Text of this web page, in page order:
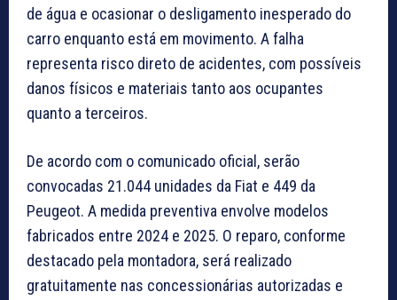
de água e ocasionar o desligamento inesperado do
carro enquanto está em movimento. A falha
representa risco direto de acidentes, com possíveis
danos físicos e materiais tanto aos ocupantes
quanto a terceiros.
De acordo com o comunicado oficial, serão
convocadas 21.044 unidades da Fiat e 449 da
Peugeot. A medida preventiva envolve modelos
fabricados entre 2024 e 2025. O reparo, conforme
destacado pela montadora, será realizado
gratuitamente nas concessionárias autorizadas e